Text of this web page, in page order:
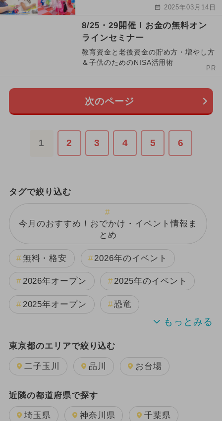
2025年03月14日
8/25・29開催！お金の無料オン
ラインセミナー
教育資金と老後資金の貯め方・増やし方
＆子供のためのNISA活用術
PR
次のページ
1 2 3 4 5 6
タグで絞り込む
今月のおすすめ！おでかけ・イベント情報ま
とめ
無料・格安 2026年のイベント
2026年オープン 2025年のイベント
2025年オープン 恐竜
2024年のイベント
夏休み 日帰り キャラクター
GW(ゴールデンウィーク)
東京都のエリアで絞り込む
二子玉川 品川 お台場
近隣の都道府県で探す
埼玉県 神奈川県 千葉県